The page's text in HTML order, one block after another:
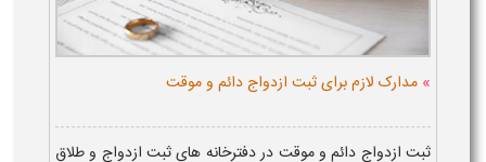
» مدارک لازم برای ثبت ازدواج دائم و موقت
ثبت ازدواج دائم و موقت در دفترخانه های ثبت ازدواج و طلاق